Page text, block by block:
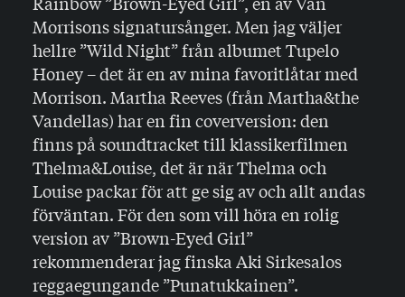
Morrisons signatursånger. Men jag väljer
hellre ”Wild Night” från albumet Tupelo
Honey – det är en av mina favoritlåtar med
Morrison. Martha Reeves (från Martha&the
Vandellas) har en fin coverversion: den
finns på soundtracket till klassikerfilmen
Thelma&Louise, det är när Thelma och
Louise packar för att ge sig av och allt andas
förväntan. För den som vill höra en rolig
version av ”Brown-Eyed Girl”
rekommenderar jag finska Aki Sirkesalos
reggaegungande ”Punatukkainen”.